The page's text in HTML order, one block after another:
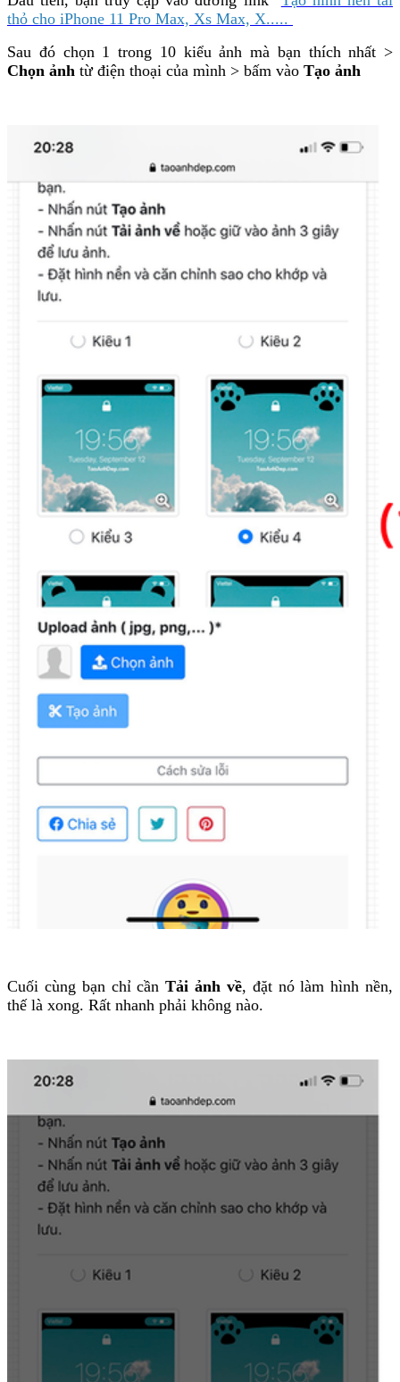
thỏ cho iPhone 11 Pro Max, Xs Max, X.....
Sau đó chọn 1 trong 10 kiểu ảnh mà bạn thích nhất >
Chọn ảnh từ điện thoại của mình > bấm vào Tạo ảnh
Cuối cùng bạn chỉ cầnTải ảnh về, đặt nó làm hình nền,
thế là xong. Rất nhanh phải không nào.